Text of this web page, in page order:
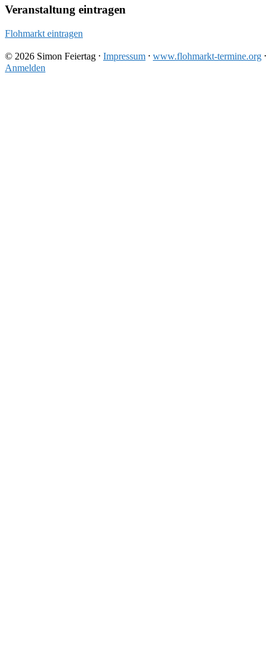
Veranstaltung eintragen
Flohmarkt eintragen
© 2026 Simon Feiertag ⸱ Impressum ⸱ www.flohmarkt-termine.org ⸱
Anmelden